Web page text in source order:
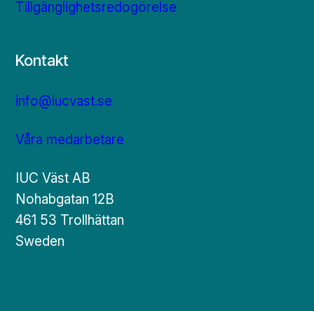
Tillgänglighetsredogörelse
Kontakt
info@iucvast.se
Våra medarbetare
IUC Väst AB
Nohabgatan 12B
461 53 Trollhättan
Sweden